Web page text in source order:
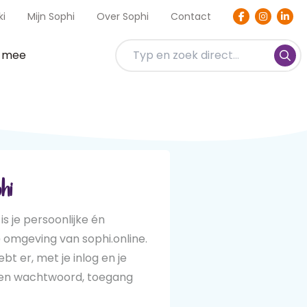
Mijn Sophi Over Sophi Contact
je persoonlijke én
van sophi.online.
er, met je inlog en je
wachtwoord, toegang